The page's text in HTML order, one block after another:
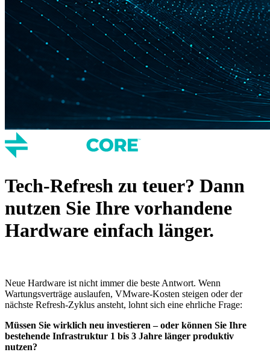
Tech-Refresh zu teuer? Dann
nutzen Sie Ihre vorhandene
Hardware einfach länger.
Neue Hardware ist nicht immer die beste Antwort. Wenn
Wartungsverträge auslaufen, VMware-Kosten steigen oder der
nächste Refresh-Zyklus ansteht, lohnt sich eine ehrliche Frage:
Müssen Sie wirklich neu investieren – oder können Sie Ihre
bestehende Infrastruktur 1 bis 3 Jahre länger produktiv
nutzen?